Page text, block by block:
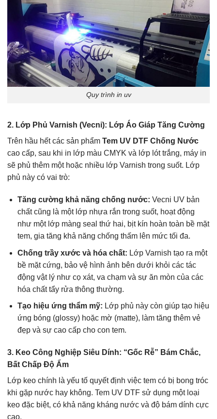
Quy trình in uv
2. Lớp Phủ Varnish (Vecni): Lớp Áo Giáp Tăng Cường
Trên hầu hết các sản phẩm Tem UV DTF Chống Nước
cao cấp, sau khi in lớp màu CMYK và lớp lót trắng, máy in
sẽ phủ thêm một hoặc nhiều lớp Varnish trong suốt. Lớp
phủ này có vai trò:
Tăng cường khả năng chống nước: Vecni UV bản
chất cũng là một lớp nhựa rắn trong suốt, hoạt động
như một lớp màng seal thứ hai, bịt kín hoàn toàn bề mặt
tem, gia tăng khả năng chống thấm lên mức tối đa.
Chống trầy xước và hóa chất: Lớp Varnish tạo ra một
bề mặt cứng, bảo vệ hình ảnh bên dưới khỏi các tác
động vật lý như cọ xát, va chạm và sự ăn mòn của các
hóa chất tẩy rửa thông thường.
Tạo hiệu ứng thẩm mỹ: Lớp phủ này còn giúp tạo hiệu
ứng bóng (glossy) hoặc mờ (matte), làm tăng thêm vẻ
đẹp và sự cao cấp cho con tem.
3. Keo Công Nghiệp Siêu Dính: “Gốc Rễ” Bám Chắc,
Bất Chấp Độ Ẩm
Lớp keo chính là yếu tố quyết định việc tem có bị bong tróc
khi gặp nước hay không. Tem UV DTF sử dụng một loại
keo đặc biệt, có khả năng kháng nước và độ bám dính cực
cao.